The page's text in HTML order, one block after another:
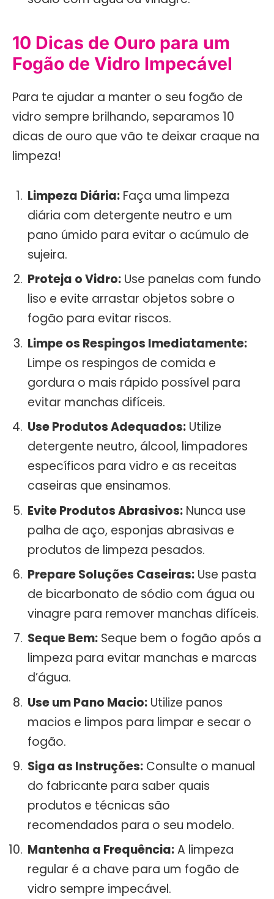
10 Dicas de Ouro para um
Fogão de Vidro Impecável
Para te ajudar a manter o seu fogão de
vidro sempre brilhando, separamos 10
dicas de ouro que vão te deixar craque na
limpeza!
Limpeza Diária: Faça uma limpeza
diária com detergente neutro e um
pano úmido para evitar o acúmulo de
sujeira.
Proteja o Vidro: Use panelas com fundo
liso e evite arrastar objetos sobre o
fogão para evitar riscos.
Limpe os Respingos Imediatamente:
Limpe os respingos de comida e
gordura o mais rápido possível para
evitar manchas difíceis.
Use Produtos Adequados: Utilize
detergente neutro, álcool, limpadores
específicos para vidro e as receitas
caseiras que ensinamos.
Evite Produtos Abrasivos: Nunca use
palha de aço, esponjas abrasivas e
produtos de limpeza pesados.
Prepare Soluções Caseiras: Use pasta
de bicarbonato de sódio com água ou
vinagre para remover manchas difíceis.
Seque Bem: Seque bem o fogão após a
limpeza para evitar manchas e marcas
d’água.
Use um Pano Macio: Utilize panos
macios e limpos para limpar e secar o
fogão.
Siga as Instruções: Consulte o manual
do fabricante para saber quais
produtos e técnicas são
recomendados para o seu modelo.
Mantenha a Frequência:A limpeza
regular é a chave para um fogão de
vidro sempre impecável.